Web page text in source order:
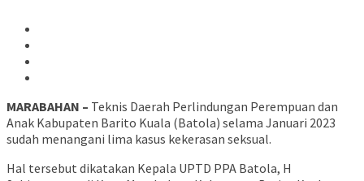
MARABAHAN – Teknis Daerah Perlindungan Perempuan dan
Anak Kabupaten Barito Kuala (Batola) selama Januari 2023
sudah menangani lima kasus kekerasan seksual.
Hal tersebut dikatakan Kepala UPTD PPA Batola, H